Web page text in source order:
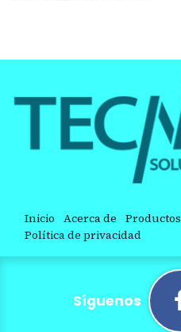
Inicio Acerca de Productos
Política de privacidad
Síguenos